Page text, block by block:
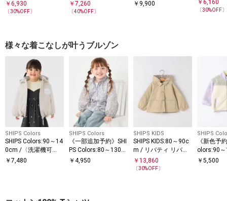
ロンパース
￥ 6,930
〔30%OFF〕
ロット
￥7,260
〔40%OFF〕
ー モチーフ ニット
￥ 9,900 ￥6,160
〔30%OFF〕
様々な着こなしが叶うブルゾン
SHIPS Colors
SHIPS Colors:90～14
0cm /〈洗濯機可
能〉パディング フー
￥ 7,480
SHIPS Colors
《一部追加予約》SHI
PS Colors:80～130c
m /フラワープリント
￥4,950
SHIPS KIDS
SHIPS KIDS:80～90c
m / リバティ リバー
シブル フード コート
￥ 13,860
〔30%OFF〕
SHIPS
《新色予
olors:90
〈洗濯機
￥5,500